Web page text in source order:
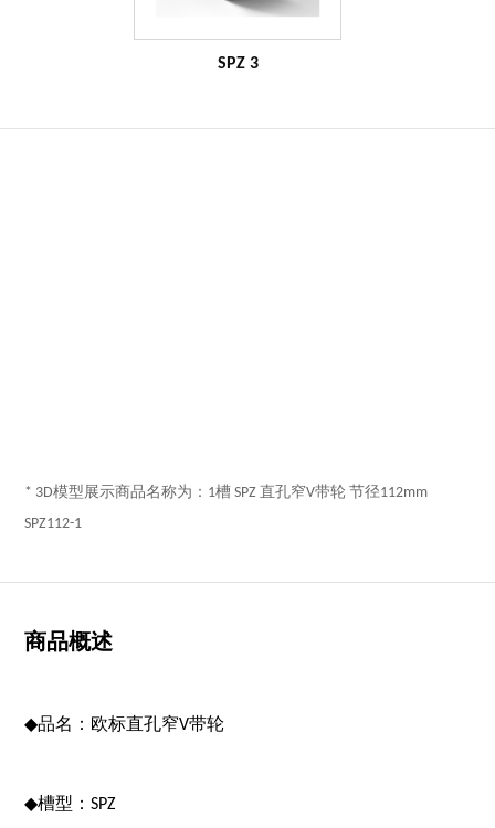
SPZ 3
* 3D模型展示商品名称为：1槽 SPZ 直孔窄V带轮 节径112mm
SPZ112-1
商品概述
◆品名：欧标直孔窄V带轮
◆槽型：SPZ